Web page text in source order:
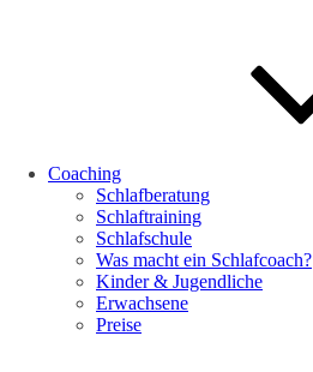
Coaching
Schlafberatung
Schlaftraining
Schlafschule
Was macht ein Schlafcoach?
Kinder & Jugendliche
Erwachsene
Preise